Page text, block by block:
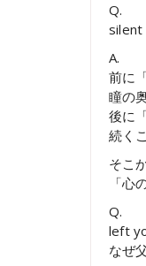
Q.
silent
A.
前に
瞳の
後に
続く
そこ
「心
Q.
left
なぜ